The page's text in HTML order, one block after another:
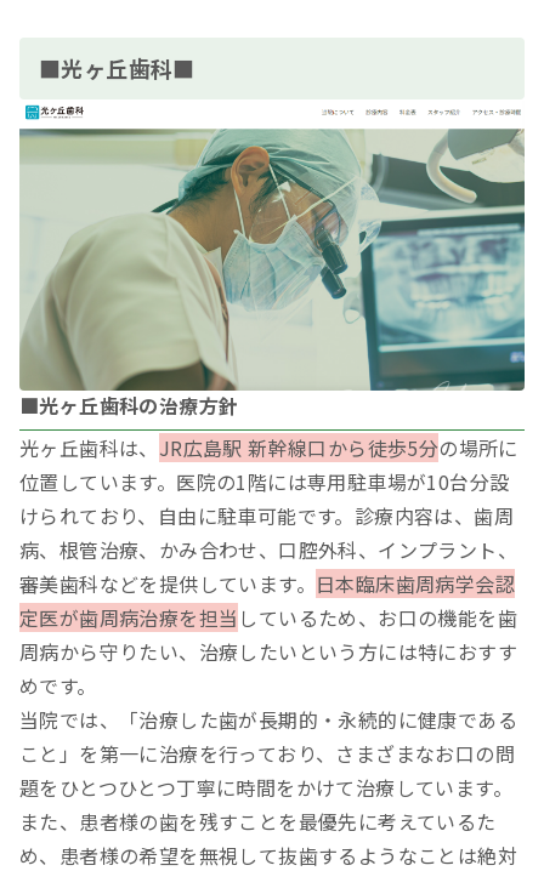
■光ヶ丘歯科■
■光ヶ丘歯科の治療方針
光ヶ丘歯科は、 JR広島駅 新幹線口から徒歩5分の場所に
位置しています。医院の1階には専用駐車場が10台分設
けられており、自由に駐車可能です。診療内容は、歯周
病、根管治療、かみ合わせ、口腔外科、インプラント、
審美歯科などを提供しています。 日本臨床歯周病学会認
定医が歯周病治療を担当 しているため、お口の機能を歯
周病から守りたい、治療したいという方には特におすす
めです。
当院では、「治療した歯が長期的・永続的に健康である
こと」を第一に治療を行っており、さまざまなお口の問
題をひとつひとつ丁寧に時間をかけて治療しています。
また、患者様の歯を残すことを最優先に考えているた
め、患者様の希望を無視して抜歯するようなことは絶対